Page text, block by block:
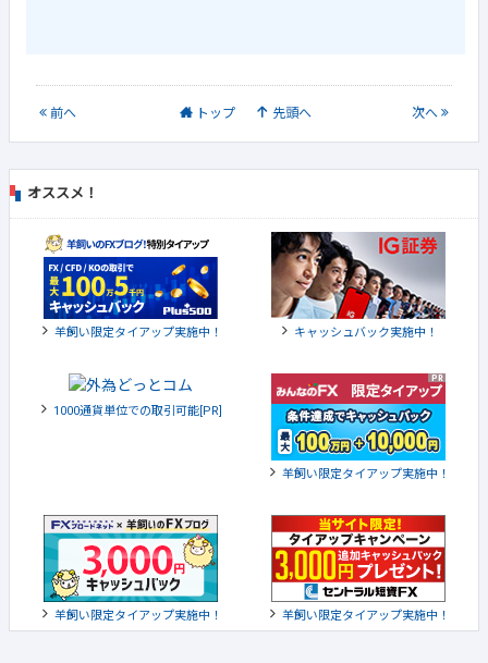
前へ トップ 先頭へ 次へ
オススメ！
羊飼い限定タイアップ実施中！ キャッシュバック実施中！
1000通貨単位での取引可能[PR]
羊飼い限定タイアップ実施中！
羊飼い限定タイアップ実施中！ 羊飼い限定タイアップ実施中！